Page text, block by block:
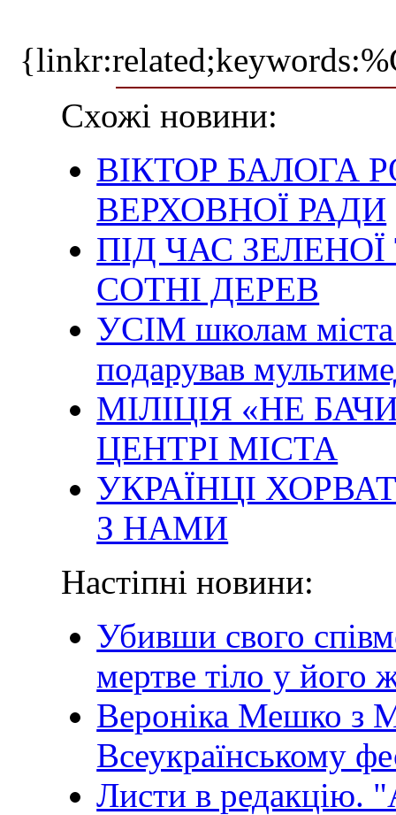
Схожі новини:
ВІКТОР БАЛОГА
ВЕРХОВНОЇ РАДИ
ПІД ЧАС
СОТНІ ДЕРЕВ
УСІМ школам міста
подарував
МІЛІЦІЯ «НЕ
ЦЕНТРІ МІСТА
УКРАЇНЦІ
З НАМИ
Настіпні новини:
Убивши свого
мертве тіло у
Вероніка Мешко з
Всеукраїнському
Листи в редакцію.